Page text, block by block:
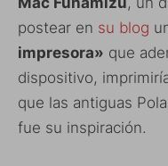
postear en su blog
impresora» que
dispositivo,
que las antiguas
fue su inspiración.